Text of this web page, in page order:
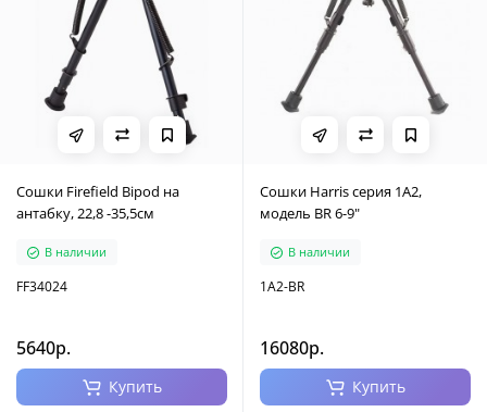
Cошки Firefield Bipod на
антабку, 22,8 -35,5см
В наличии
FF34024
5640р.
Купить
Cошки Harris серия 1А2,
модель BR 6-9"
В наличии
1A2-BR
16080р.
Купить